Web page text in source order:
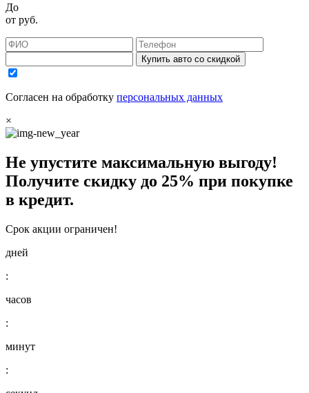
До
от руб.
Купить авто со скидкой
Согласен на обработку персональных данных
×
Не упустите максимальную выгоду!
Получите скидку до 25% при покупке
в кредит.
Срок акции ограничен!
дней
:
часов
:
минут
: